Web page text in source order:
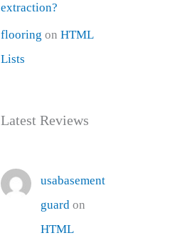
extraction?
flooring onHTML
Lists
Latest Reviews
usabasement
guard on
HTML